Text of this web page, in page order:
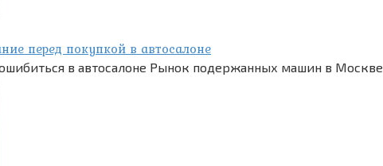
перед покупкой в автосалоне
в автосалоне Рынок подержанных машин в Москве